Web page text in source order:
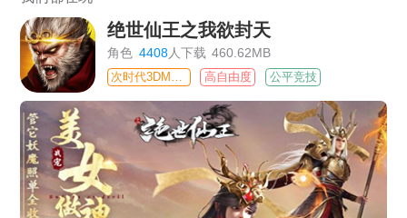
绝世仙王之我欲封天
角色 4408人下载 460.62MB
高自由度 公平竞技